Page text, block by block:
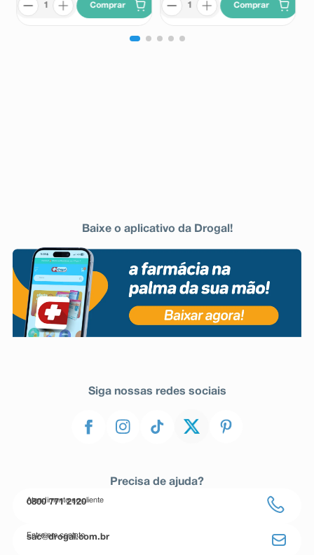
Comprar Comprar
Baixe o aplicativo da Drogal!
Siga nossas redes sociais
Precisa de ajuda?
Atendimento ao cliente
0800 771 2120
Entre em contato
sac@drogal.com.br